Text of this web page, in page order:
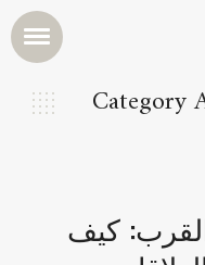
Category
كيف